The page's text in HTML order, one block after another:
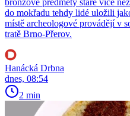
bronzové předměty staré více
do mokřadu tehdy lidé uložili
místě archeologové provádějí v
tratě Brno-Přerov.
Hanácká Drbna
dnes, 08:54
2 min